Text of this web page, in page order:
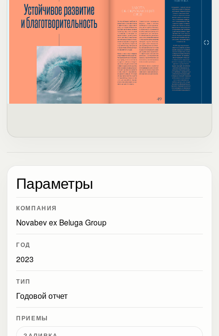
Параметры
КОМПАНИЯ
Novabev ex Beluga Group
ГОД
2023
ТИП
Годовой отчет
ПРИЕМЫ